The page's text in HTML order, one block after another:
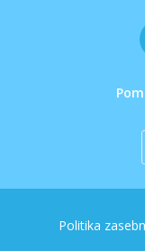
Politika